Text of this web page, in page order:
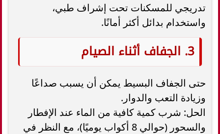
تدريجي للمسكنات تحت إشراف طبي،
واستخدام بدائل أكثر أمانًا.
3. الجفاف أثناء الصيام
حتى الجفاف البسيط يمكن أن يسبب صداعًا
وزيادة التعب والدوار.
الحل: شرب كمية كافية من الماء عند الإفطار
والسحور (حوالي 8 أكواب يوميًا)، مع النظر في